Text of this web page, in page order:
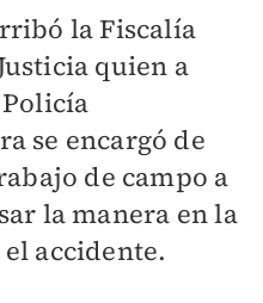
la Fiscalía
quien a
se encargó de
de campo a
la manera en la
accidente.